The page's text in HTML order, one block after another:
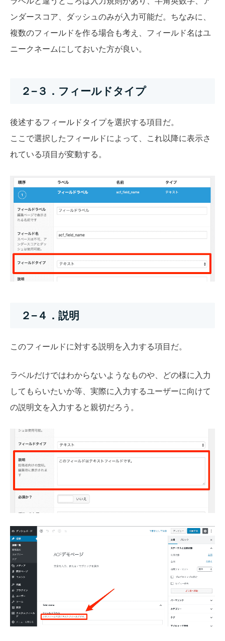
ンダースコア、ダッシュのみが入力可能だ。ちなみに、
複数のフィールドを作る場合も考え、フィールド名はユ
ニークネームにしておいた方が良い。
２−３．フィールドタイプ
後述するフィールドタイプを選択する項目だ。
ここで選択したフィールドによって、これ以降に表示さ
れている項目が変動する。
２−４．説明
このフィールドに対する説明を入力する項目だ。
ラベルだけではわからないようなものや、どの様に入力
してもらいたいか等、実際に入力するユーザーに向けて
の説明文を入力すると親切だろう。